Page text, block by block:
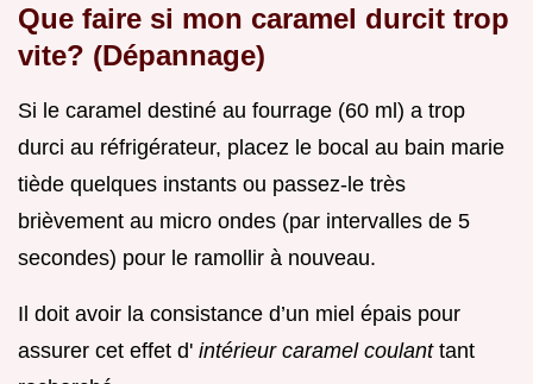
Que faire si mon caramel durcit trop
vite? (Dépannage)
Si le caramel destiné au fourrage (60 ml) a trop
durci au réfrigérateur, placez le bocal au bain marie
tiède quelques instants ou passez-le très
brièvement au micro ondes (par intervalles de 5
secondes) pour le ramollir à nouveau.
Il doit avoir la consistance d’un miel épais pour
assurer cet effet d' intérieur caramel coulant tant